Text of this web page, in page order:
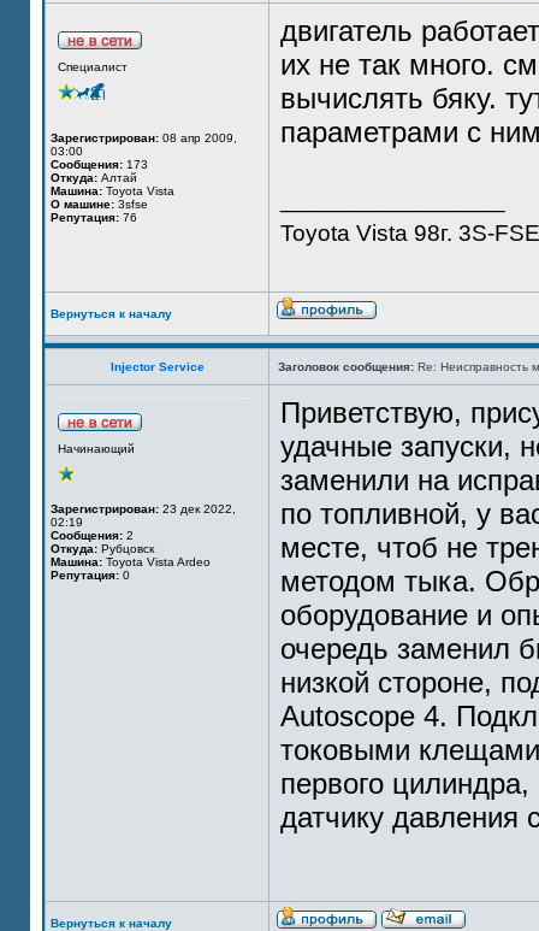
Специалист
Зарегистрирован: 08 апр 2009,
03:00
Сообщения: 173
Откуда: Алтай
Машина: Toyota Vista
О машине: 3sfse
Репутация: 76
двигатель
их не так много.
вычислять бяку.
параметрами с
Toyota Vista 98г. 3S-FSE
Вернуться к началу
Injector Service Заголовок сообщения: Re: Неисправность
Начинающий
Зарегистрирован: 23 дек 2022,
02:19
Сообщения: 2
Откуда: Рубцовск
Машина: Toyota Vista Ardeo
Репутация: 0
Приветствую,
удачные запуски,
заменили на
по топливной, у
месте, чтоб не
методом тыка.
оборудование и
очередь заменил
низкой стороне,
Autoscope 4.
токовыми клещами
первого
датчику давления
Вернуться к началу